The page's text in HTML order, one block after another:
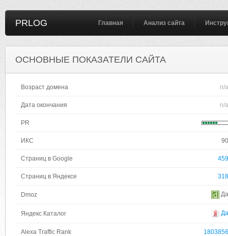
PRLOG Главная Анализ сайта
ОСНОВНЫЕ ПОКАЗАТЕЛИ САЙТА
Возраст домена n/a
Дата окончания n/a
PR
ИКС 90
Страниц в Google 459
Страниц в Яндексе 318
Dmoz Да
Яндекс Каталог Да
Alexa Traffic Rank 1803856